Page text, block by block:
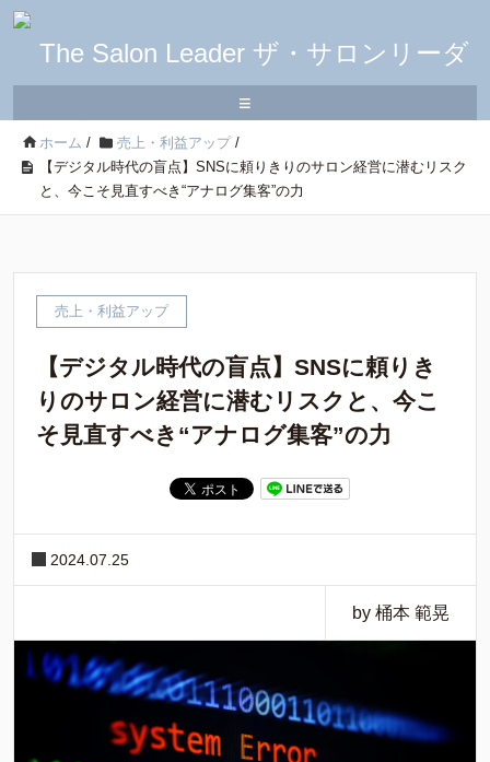
≡
ホーム / 売上・利益アップ/
【デジタル時代の盲点】SNSに頼りきりのサロン経営に潜むリスク
と、今こそ見直すべき“アナログ集客”の力
売上・利益アップ
【デジタル時代の盲点】SNSに頼りき
りのサロン経営に潜むリスクと、今こ
そ見直すべき“アナログ集客”の力
2024.07.25
by 桶本 範晃